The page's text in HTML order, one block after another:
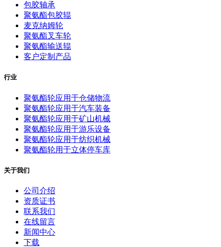
包胶轴承
聚氨酯包胶辊
麦克纳姆轮
聚氨酯叉车轮
聚氨酯输送辊
客户定制产品
行业
聚氨酯轮应用于仓储物流
聚氨酯轮应用于汽车装备
聚氨酯轮应用于矿山机械
聚氨酯轮应用于游乐设备
聚氨酯轮应用于纺织机械
聚氨酯轮用于立体停车库
关于我们
公司介绍
资质证书
联系我们
在线留言
新闻中心
下载